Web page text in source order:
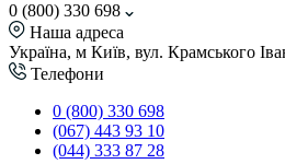
0 (800) 330 698
Наша адреса
Україна, м Київ, вул. Крамського
Телефони
0 (800) 330 698
(067) 443 93 10
(044) 333 87 28